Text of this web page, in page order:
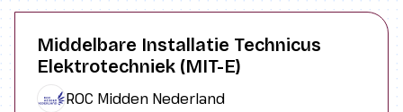
Middelbare Installatie Technicus
Elektrotechniek (MIT-E)
ROC Midden Nederland